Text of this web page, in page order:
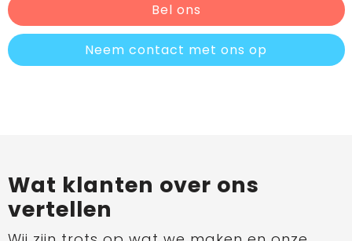
Bel ons
Neem contact met ons op
Wat klanten over ons
vertellen